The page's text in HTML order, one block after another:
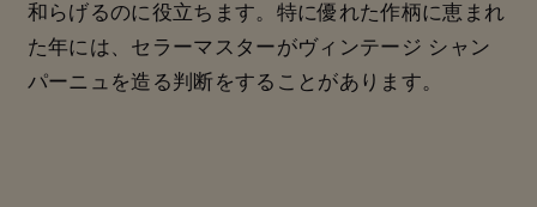
和らげるのに役立ちます。特に優れた作柄に恵まれ
た年には、セラーマスターがヴィンテージ シャン
パーニュを造る判断をすることがあります。